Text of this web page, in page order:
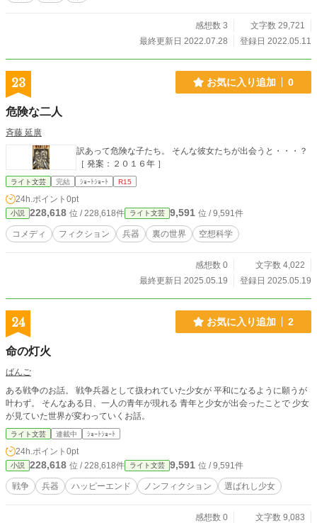
感想数 3
文字数 29,721
最終更新日 2022.07.28
登録日 2022.05.11
23 お気に入り追加 0
危険な二人
斉藤 延廣
訳あって危険な子たち。 そんな彼女たちが出会うと・・・？
［ 発案：２０１６年 ］
ライト文芸 完結 ｼｮｰﾄｼｮｰﾄ R15
24h.ポイント 0pt
小説 228,618 位 / 228,618件 ライト文芸 9,591 位 / 9,591件
コメディ フィクション 兵器 裏の世界 空想科学
感想数 0
文字数 4,022
最終更新日 2025.05.19
登録日 2025.05.19
24 お気に入り追加 2
命の灯火
ばんご
ある戦争のお話。 戦争兵器として扱われていた少女が 平和になるように願うが
叶わず。 そんなある日、一人の青年が現れる 青年と少女が出会ったことで 少女
が見ていた世界が変わっていくお話。
ライト文芸 連載中 ｼｮｰﾄｼｮｰﾄ
24h.ポイント 0pt
小説 228,618 位 / 228,618件 ライト文芸 9,591 位 / 9,591件
戦争 兵器 ハッピーエンド ノンフィクション 選ばれし少女
感想数 0
文字数 9,083